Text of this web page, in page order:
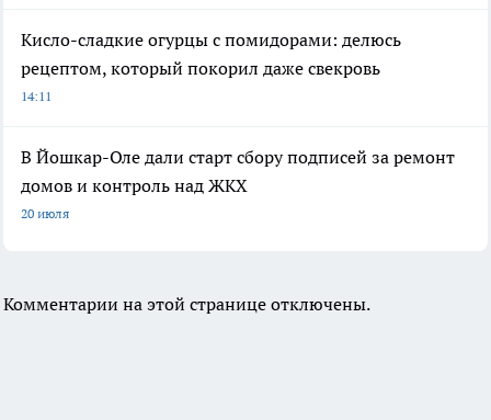
Кисло-сладкие огурцы с помидорами: делюсь
рецептом, который покорил даже свекровь
14:11
В Йошкар-Оле дали старт сбору подписей за ремонт
домов и контроль над ЖКХ
20 июля
Комментарии на этой странице отключены.